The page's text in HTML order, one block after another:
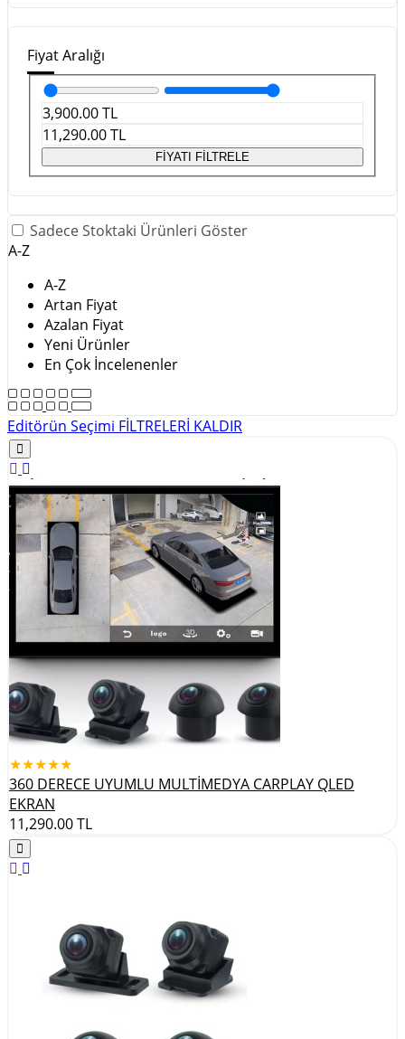
Fiyat Aralığı
3,900.00TL
11,290.00TL
FİYATI FİLTRELE
Sadece Stoktaki Ürünleri Göster
A-Z
A-Z
Artan Fiyat
Azalan Fiyat
Yeni Ürünler
En Çok İncelenenler
Editörün Seçimi FİLTRELERİ KALDIR
★★★★★
360 DERECE UYUMLU MULTİMEDYA CARPLAY QLED
EKRAN
11,290.00TL